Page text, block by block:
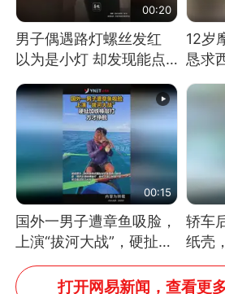
00:20
男子偶遇路灯螺丝发红
以为是小灯 却发现能点
燃香烟 当事人：已报警
处理
12岁
恳求
可以
00:15
国外一男子遭章鱼吸脸，
上演“拔河大战”，硬扯加
铁棒敲打方才挣脱
轿车
纸壳
险，“
免这
打开网易新闻，查看更